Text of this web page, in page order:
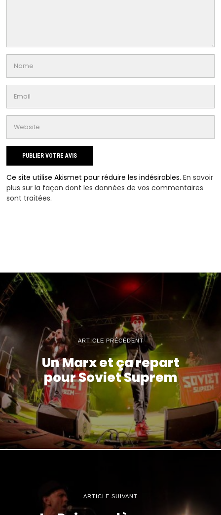
plus sur la façon dont les données de vos commentaires
sont traitées.
ARTICLE PRÉCÉDENT
Un Marx et ça repart
pour Soviet Suprem
Le Poing se lève avec